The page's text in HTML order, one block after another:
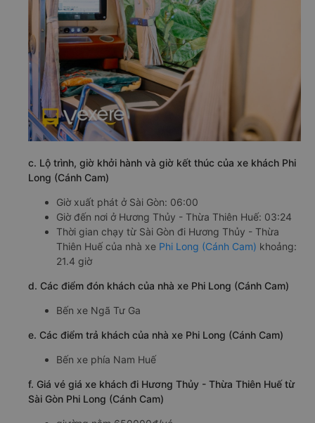
c. Lộ trình, giờ khởi hành và giờ kết thúc của xe khách Phi
Long (Cánh Cam)
Giờ xuất phát ở Sài Gòn: 06:00
Giờ đến nơi ở Hương Thủy - Thừa Thiên Huế: 03:24
Thời gian chạy từ Sài Gòn đi Hương Thủy - Thừa
Thiên Huế của nhà xe Phi Long (Cánh Cam) khoảng:
21.4 giờ
d. Các điểm đón khách của nhà xe Phi Long (Cánh Cam)
Bến xe Ngã Tư Ga
e. Các điểm trả khách của nhà xe Phi Long (Cánh Cam)
Bến xe phía Nam Huế
f. Giá vé giá xe khách đi Hương Thủy - Thừa Thiên Huế từ
Sài Gòn Phi Long (Cánh Cam)